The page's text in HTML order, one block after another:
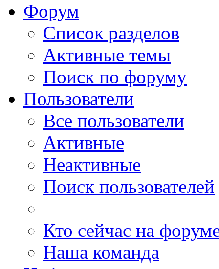
Форум
Список разделов
Активные темы
Поиск по форуму
Пользователи
Все пользователи
Активные
Неактивные
Поиск пользователей
Кто сейчас на
Наша команда